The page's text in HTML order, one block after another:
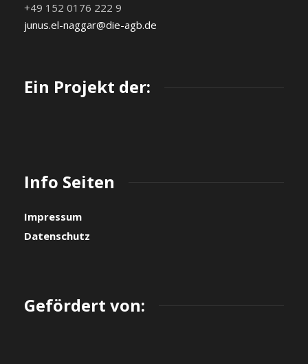
+49 152 0176 222 9
junus.el-naggar@die-agb.de
Ein Projekt der:
Info Seiten
Impressum
Datenschutz
Gefördert von: